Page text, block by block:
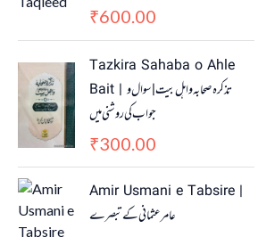
₹600.00
Tazkira Sahaba o Ahle
Bait | تذکرہ صحابہ واہل بیت | سوال و
جواب کی روشنی میں
₹300.00
Amir Usmani e Tabsire |
عامر عثمانی کے تبصرے